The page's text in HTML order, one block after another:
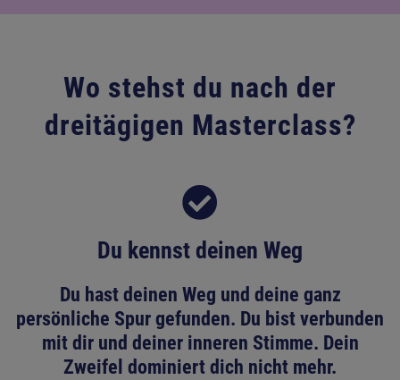
Wo stehst du nach der
dreitägigen Masterclass?
Du kennst deinen Weg
Du hast deinen Weg und deine ganz
persönliche Spur gefunden. Du bist verbunden
mit dir und deiner inneren Stimme. Dein
Zweifel dominiert dich nicht mehr.